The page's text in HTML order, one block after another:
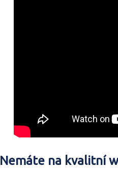
Nemáte na kvalitní